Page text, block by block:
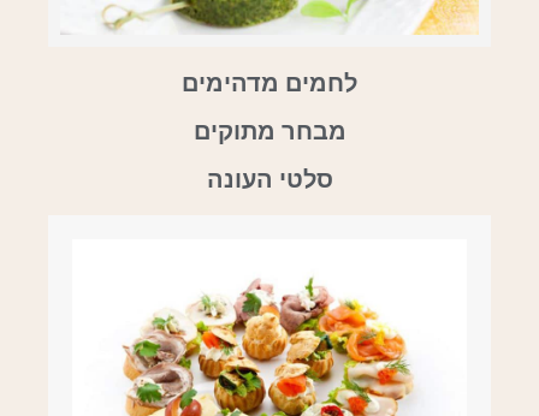
לחמים מדהימים
מבחר מתוקים
סלטי העונה